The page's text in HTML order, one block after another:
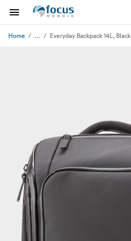
Home ... Everyday Backpack 14L, Black